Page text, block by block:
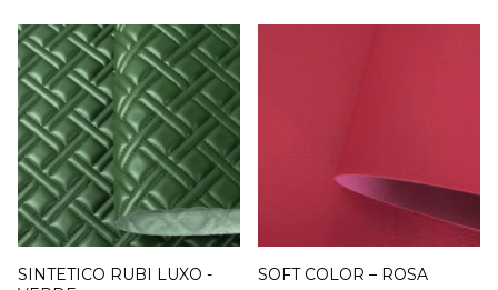
SINTETICO RUBI LUXO -
SOFT COLOR – ROSA